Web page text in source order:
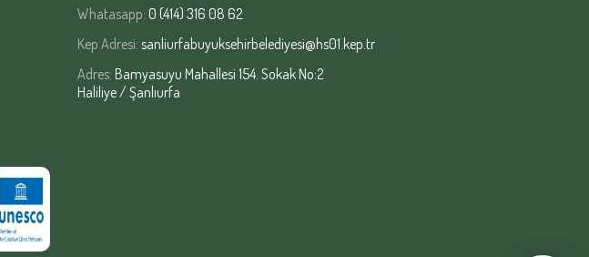
Whatasapp: 0 (414) 316 08 62
Kep Adresi: sanliurfabuyuksehirbelediyesi@hs01.kep.tr
Adres: Bamyasuyu Mahallesi 154. Sokak No:2
Haliliye / Şanlıurfa